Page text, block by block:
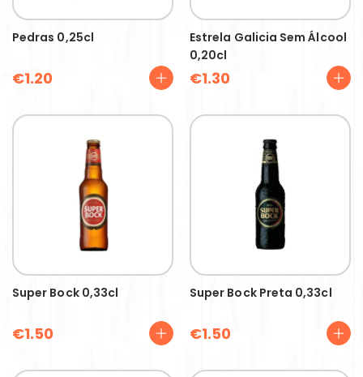
Pedras 0,25cl
€1.20
Estrela Galicia Sem Álcool
0,20cl
€1.30
Super Bock 0,33cl
€1.50
Super Bock Preta 0,33cl
€1.50